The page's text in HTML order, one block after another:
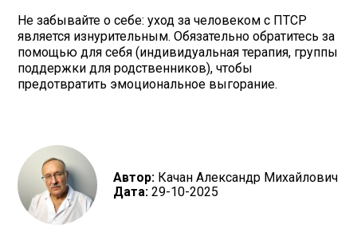
Не забывайте о себе: уход за человеком с ПТСР
является изнурительным. Обязательно обратитесь за
помощью для себя (индивидуальная терапия, группы
поддержки для родственников), чтобы
предотвратить эмоциональное выгорание.
Автор: Качан Александр Михайлович
Дата:29-10-2025